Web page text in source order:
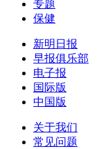
专题
保健
新明日报
早报俱乐部
电子报
国际版
中国版
关于我们
常见问题